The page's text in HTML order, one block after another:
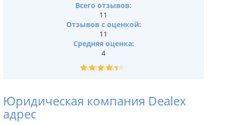
Юридическая компания Dealex
адрес
Всего отзывов:
11
Отзывов с оценкой:
11
Средняя оценка:
4